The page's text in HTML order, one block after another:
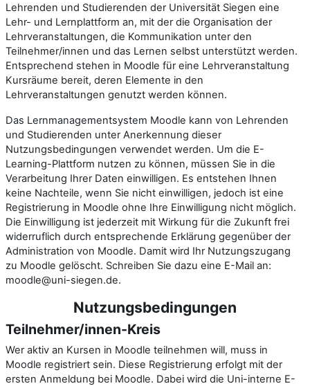
Lehrenden und Studierenden der Universität Siegen eine
Lehr- und Lernplattform an, mit der die Organisation der
Lehrveranstaltungen, die Kommunikation unter den
Teilnehmer/innen und das Lernen selbst unterstützt werden.
Entsprechend stehen in Moodle für eine Lehrveranstaltung
Kursräume bereit, deren Elemente in den
Lehrveranstaltungen genutzt werden können.
Das Lernmanagementsystem Moodle kann von Lehrenden
und Studierenden unter Anerkennung dieser
Nutzungsbedingungen verwendet werden. Um die E-
Learning-Plattform nutzen zu können, müssen Sie in die
Verarbeitung Ihrer Daten einwilligen. Es entstehen Ihnen
keine Nachteile, wenn Sie nicht einwilligen, jedoch ist eine
Registrierung in Moodle ohne Ihre Einwilligung nicht möglich.
Die Einwilligung ist jederzeit mit Wirkung für die Zukunft frei
widerruflich durch entsprechende Erklärung gegenüber der
Administration von Moodle. Damit wird Ihr Nutzungszugang
zu Moodle gelöscht. Schreiben Sie dazu eine E-Mail an:
moodle@uni-siegen.de.
Nutzungsbedingungen
Teilnehmer/innen-Kreis
Wer aktiv an Kursen in Moodle teilnehmen will, muss in
Moodle registriert sein. Diese Registrierung erfolgt mit der
ersten Anmeldung bei Moodle. Dabei wird die Uni-interne E-